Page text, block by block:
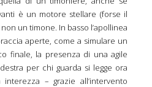
è un motore stellare (forse il
un timone. In basso l’apollinea
aperte, come a simulare un
finale, la presenza di una agile
per chi guarda si legge ora
– grazie all’intervento